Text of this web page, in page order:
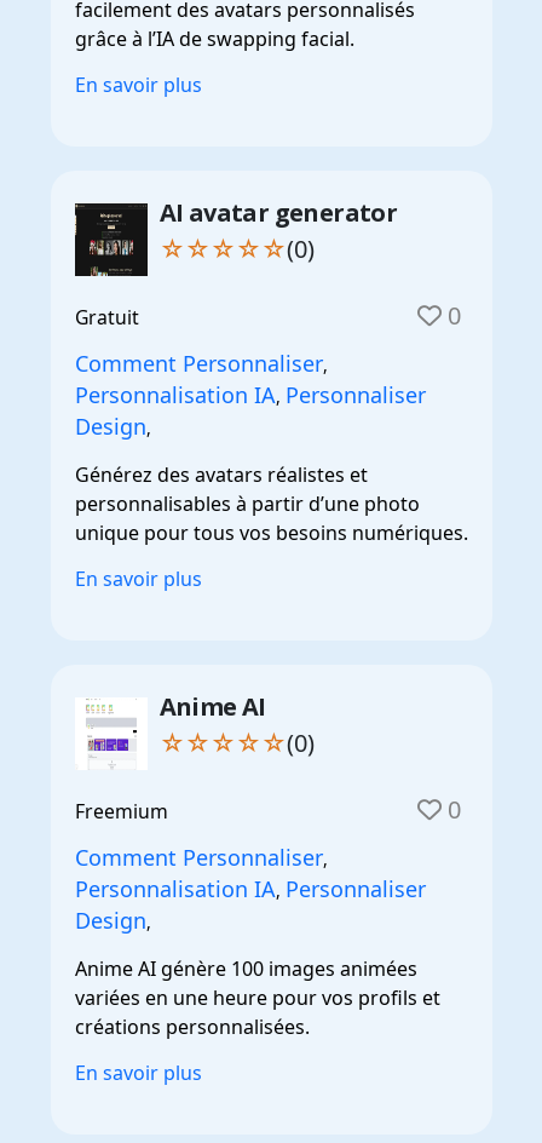
facilement des avatars personnalisés
grâce à l’IA de swapping facial.
En savoir plus
AI avatar generator
☆☆☆☆☆(0)
Gratuit 0
Comment Personnaliser,
Personnalisation IA, Personnaliser
Design,
Générez des avatars réalistes et
personnalisables à partir d’une photo
unique pour tous vos besoins numériques.
En savoir plus
Anime AI
☆☆☆☆☆(0)
Freemium 0
Comment Personnaliser,
Personnalisation IA, Personnaliser
Design,
Anime AI génère 100 images animées
variées en une heure pour vos profils et
créations personnalisées.
En savoir plus